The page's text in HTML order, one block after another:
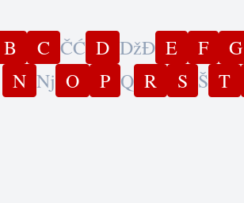
B C ČĆ D DžĐ E F G
N Nj O P Q R S Š T